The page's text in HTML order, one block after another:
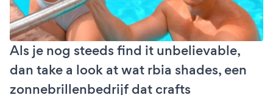
Als je nog steeds find it unbelievable,
dan take a look at wat rbia shades, een
zonnebrillenbedrijf dat crafts